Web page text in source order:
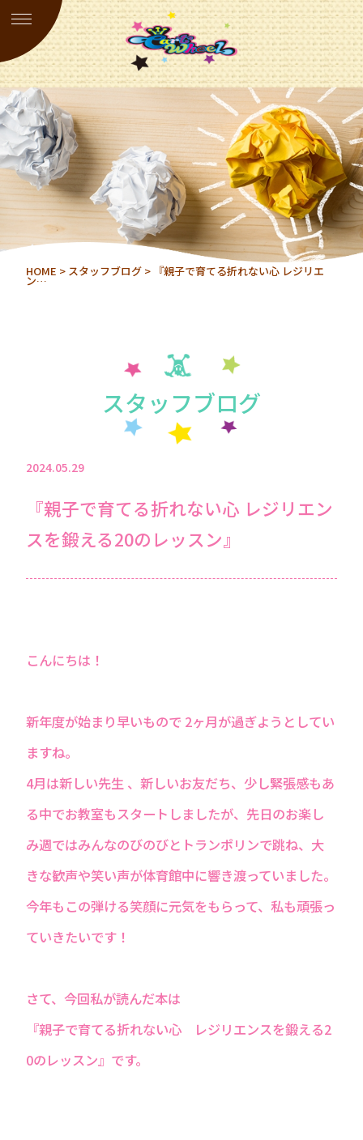
HOME > スタッフブログ > 『親子で育てる折れない心 レジリエ
ン…
スタッフブログ
2024.05.29
『親子で育てる折れない心 レジリエン
スを鍛える20のレッスン』
こんにちは！
新年度が始まり早いもので 2ヶ月が過ぎようとしてい
ますね。
4月は新しい先生 、新しいお友だち、少し緊張感もあ
る中でお教室もスタートしましたが、先日のお楽し
み週ではみんなのびのびとトランポリンで跳ね、大
きな歓声や笑い声が体育館中に響き渡っていました。
今年もこの弾ける笑顔に元気をもらって、私も頑張っ
ていきたいです！
さて、今回私が読んだ本は
『親子で育てる折れない心 レジリエンスを鍛える2
0のレッスン』です。